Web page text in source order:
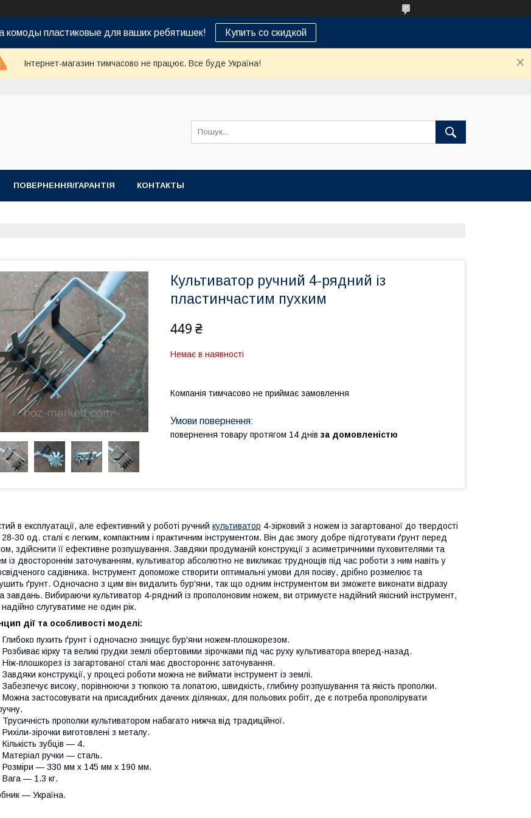
комоды пластиковые для ваших ребятишек! Купить со скидкой
Інтернет-магазин тимчасово не працює. Все буде Україна!
ПОВЕРНЕННЯ/ГАРАНТІЯ КОНТАКТЫ
Культиватор ручний 4-рядний із
пластинчастим пухким
449 ₴
Немає в наявності
Компанія тимчасово не приймає замовлення
повернення товару протягом 14 днів за домовленістю
в експлуатації, але ефективний у роботі ручний культиватор 4-зірковий з ножем із загартованої до твердості
30 од. сталі є легким, компактним і практичним інструментом. Він дає змогу добре підготувати ґрунт перед
здійснити її ефективне розпушування. Завдяки продуманій конструкції з асиметричними пуховителями та
із двостороннім заточуванням, культиватор абсолютно не викликає труднощів під час роботи з ним навіть у
садівника. Інструмент допоможе створити оптимальні умови для посіву, дрібно розмелює та
ґрунт. Одночасно з цим він видалить бур'яни, так що одним інструментом ви зможете виконати відразу
завдань. Вибираючи культиватор 4-рядний із прополоновим ножем, ви отримуєте надійний якісний інструмент,
слугуватиме не один рік.
дії та особливості моделі:
Глибоко пухить ґрунт і одночасно знищує бур'яни ножем-плошкорезом.
Розбиває кірку та великі грудки землі обертовими зірочками під час руху культиватора вперед-назад.
Ніж-плошкорез із загартованої сталі має двостороннє заточування.
Завдяки конструкції, у процесі роботи можна не виймати інструмент із землі.
Забезпечує високу, порівнюючи з тюпкою та лопатою, швидкість, глибину розпушування та якість прополки.
Можна застосовувати на присадибних дачних ділянках, для польових робіт, де є потреба прополірувати
Трусичність прополки культиватором набагато нижча від традиційної.
Рихіли-зірочки виготовлені з металу.
Кількість зубців — 4.
Матеріал ручки — сталь.
Розміри — 330 мм х 145 мм х 190 мм.
Вага — 1.3 кг.
— Україна.